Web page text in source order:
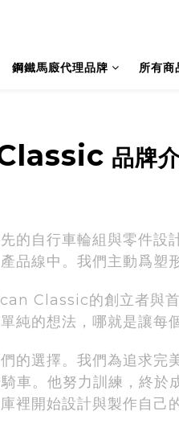
鋼鐵馬廄代理品牌 所有商
品牌
自行車輪組與零件設
品線中。我們主動爲塑
Classic的創立者與首
純的想法，哪就是讓每
的選擇。我們為追求
車。他努力訓練，終
裡開始設計與製作自